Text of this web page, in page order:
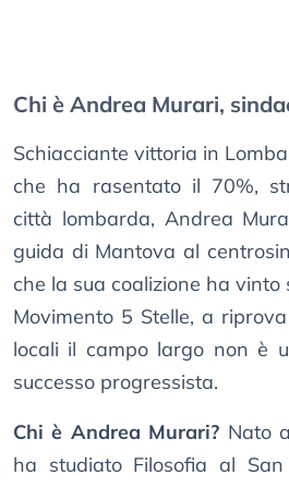
Chi è Andrea Murari,
Schiacciante vittoria in
che ha rasentato il 70%,
città lombarda, Andrea
guida di Mantova al
che la sua coalizione ha vinto
Movimento 5 Stelle, a
locali il campo largo non è
successo progressista.
Chi è Andrea Murari? Nato
ha studiato Filosofia al